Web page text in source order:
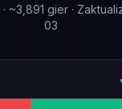
· ~3,891 gier·
03